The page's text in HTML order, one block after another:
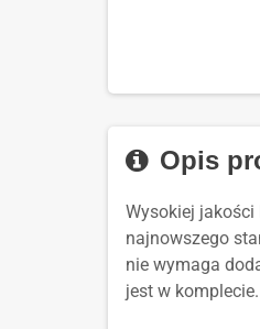
Opis
Wysokiej jakości
najnowszego
nie wymaga
jest w